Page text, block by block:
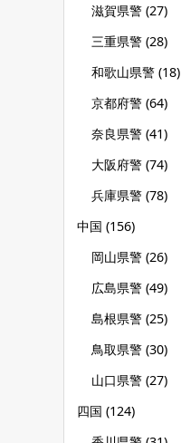
滋賀県警 (27)
三重県警 (28)
和歌山県警 (18)
京都府警 (64)
奈良県警 (41)
大阪府警 (74)
兵庫県警 (78)
中国 (156)
岡山県警 (26)
広島県警 (49)
島根県警 (25)
鳥取県警 (30)
山口県警 (27)
四国 (124)